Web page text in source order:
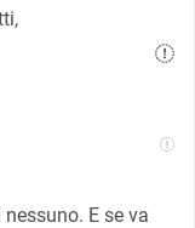
E se va